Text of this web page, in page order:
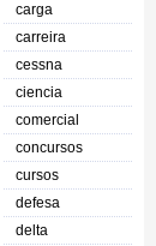
carga
carreira
cessna
ciencia
comercial
concursos
cursos
defesa
delta